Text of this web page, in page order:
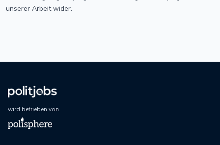
unserer Arbeit wider.
wird betrieben von